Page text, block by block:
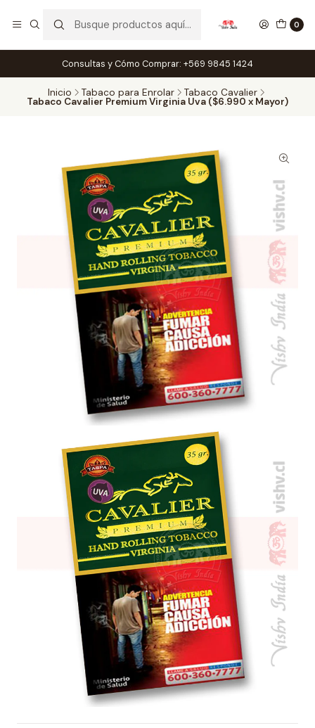
0
Consultas y Cómo Comprar: +569 9845 1424
Inicio Tabaco para Enrolar Tabaco Cavalier
Tabaco Cavalier Premium Virginia Uva ($6.990 x Mayor)